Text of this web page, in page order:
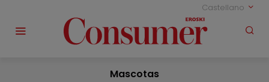
Castellano
Mascotas